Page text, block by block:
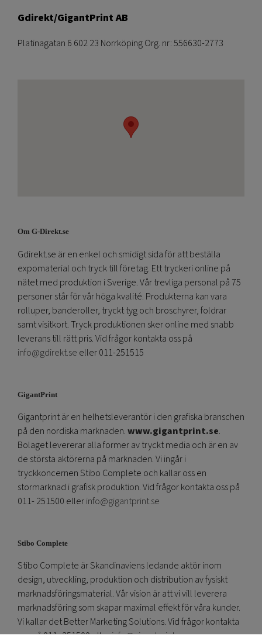
Gdirekt/GigantPrint AB
Platinagatan 6 602 23 Norrköping Org. nr: 556630-2773
Om G-Direkt.se
Gdirekt.se är en enkel och smidigt sida för att beställa
expomaterial och tryck till företag. Ett tryckeri online på
nätet med produktion i Sverige. Vår trevliga personal på 75
personer står för vår höga kvalité. Produkterna kan vara
rolluper, banderoller, tryckt tyg och broschyrer, foldrar
samt visitkort. Tryck produktionen sker online med snabb
leverans till rätt pris. Vid frågor kontakta oss på
info@gdirekt.se eller 011-251515
GigantPrint
Gigantprint är en helhetsleverantör i den grafiska branschen
på den nordiska marknaden.www.gigantprint.se.
Bolaget levererar alla former av tryckt media och är en av
de största aktörerna på marknaden. Vi ingår i
tryckkoncernen Stibo Complete och kallar oss en
stormarknad i grafisk produktion. Vid frågor kontakta oss på
011- 251500 ellerinfo@gigantprint.se
Stibo Complete
Stibo Complete är Skandinaviens ledande aktör inom
design, utveckling, produktion och distribution av fysiskt
marknadsföringsmaterial. Vår vision är att vi vill leverera
marknadsföring som skapar maximal effekt för våra kunder.
Vi kallar det Better Marketing Solutions. Vid frågor kontakta
oss på 011- 251500 ellerinfo@gigantprint.se